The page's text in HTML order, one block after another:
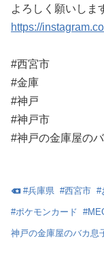
よろしく願いしま
https://
#西宮市
#金庫
#神戸
#神戸市
#神戸の金庫屋の
#兵庫県 #西宮市 #
#ポケモンカード #
神戸の金庫屋のバカ息